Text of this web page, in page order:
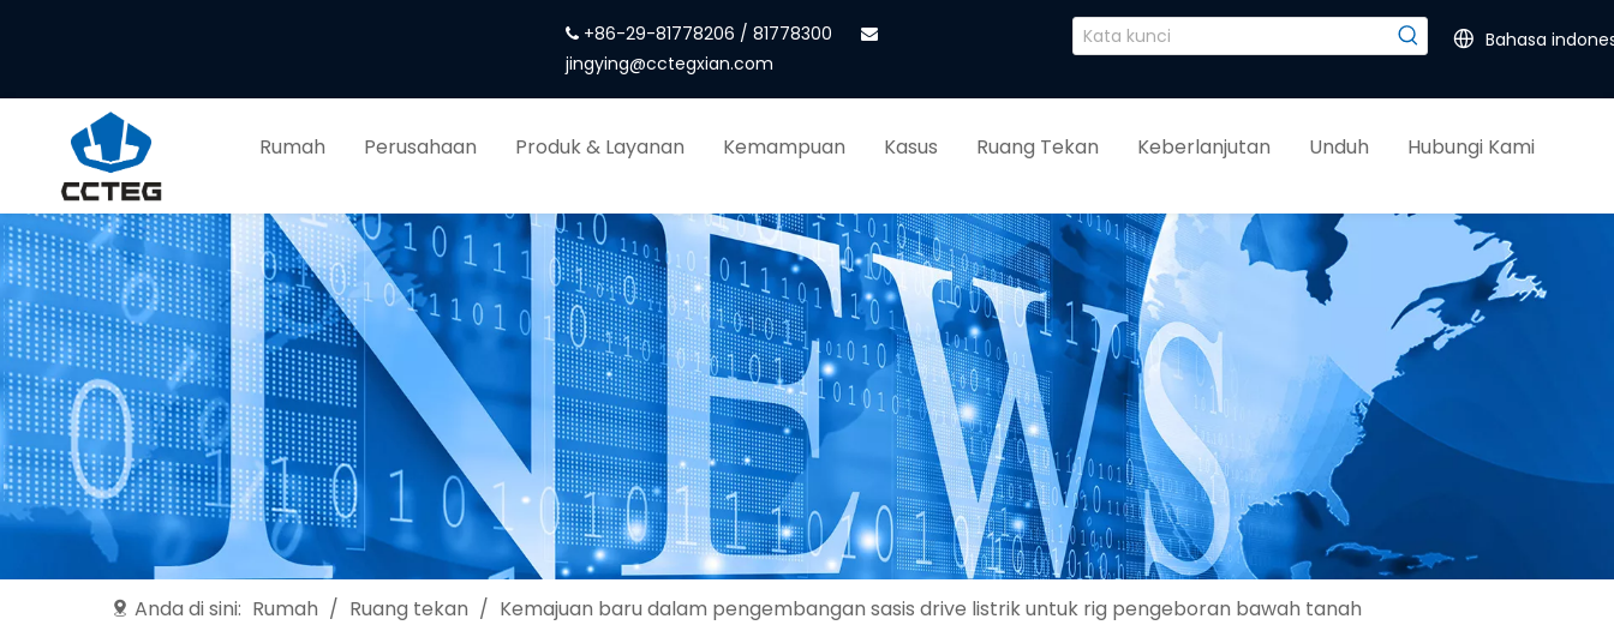
 +86-29-81778206 / 81778300
jingying@cctegxian.com
Bahasa
Rumah Perusahaan Produk & Layanan Kemampuan Kasus Ruang Tekan Keberlanjutan Unduh Hubungi Kami
Anda di sini: Rumah / Ruang tekan / Kemajuan baru dalam pengembangan sasis drive listrik untuk rig pengeboran bawah tanah